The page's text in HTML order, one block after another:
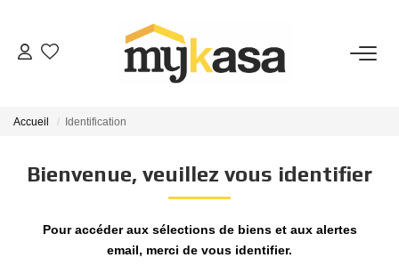
VENTES
ESTIMATION
PARRAINAGE
Accueil Identification
Bienvenue, veuillez vous identifier
Pour accéder aux sélections de biens et aux alertes
email, merci de vous identifier.